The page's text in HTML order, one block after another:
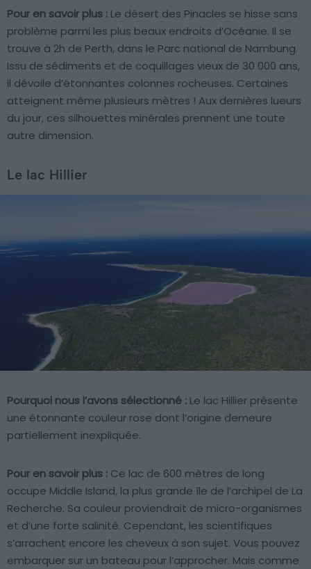
Pour en savoir plus : Le désert des Pinacles se hisse sans
problème parmi les plus beaux endroits d’Océanie. Il se
trouve à 2h de Perth, dans le Parc national de Nambung.
Issu de sédiments et de coquillages vieux de 30 000 ans,
il dévoile d’étonnantes colonnes rocheuses. Certaines
atteignent même plusieurs mètres ! Aux dernières lueurs
du jour, ces silhouettes minérales prennent une toute
autre dimension.
Le lac Hillier
Pourquoi nous l’avons sélectionné : Le lac Hillier présente
une étonnante couleur rose dont l’origine demeure
partiellement inexpliquée.
Pour en savoir plus : Ce lac de 600 mètres de long
occupe Middle Island, la plus grande île de l’archipel de La
Recherche. Sa couleur proviendrait de micro-organismes
et d’une forte salinité. Cependant, les scientifiques
s’arrachent encore les cheveux à son sujet. Vous pouvez
embarquer sur un bateau pour l’approcher. Mais comme